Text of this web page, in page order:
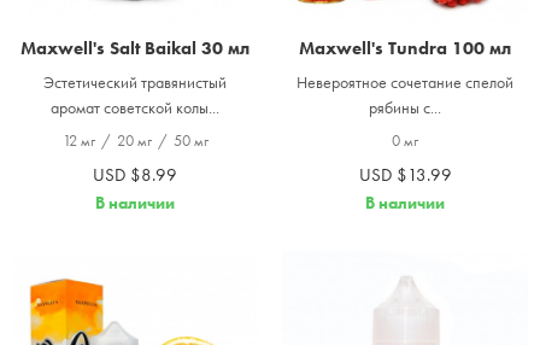
Maxwell's Salt Baikal 30 мл
Эстетический травянистый
аромат советской колы...
12 мг / 20 мг / 50 мг
USD $8.99
В наличии
Maxwell's Tundra 100 мл
Невероятное сочетание спелой
рябины с...
0 мг
USD $13.99
В наличии